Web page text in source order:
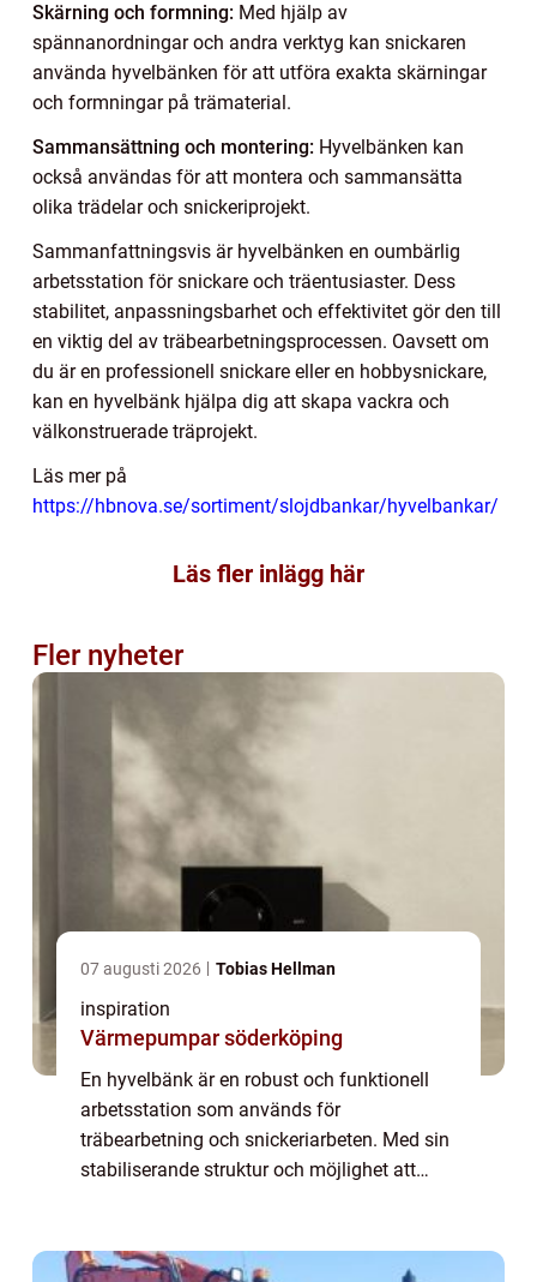
Skärning och formning: Med hjälp av
spännanordningar och andra verktyg kan snickaren
använda hyvelbänken för att utföra exakta skärningar
och formningar på trämaterial.
Sammansättning och montering: Hyvelbänken kan
också användas för att montera och sammansätta
olika trädelar och snickeriprojekt.
Sammanfattningsvis är hyvelbänken en oumbärlig
arbetsstation för snickare och träentusiaster. Dess
stabilitet, anpassningsbarhet och effektivitet gör den till
en viktig del av träbearbetningsprocessen. Oavsett om
du är en professionell snickare eller en hobbysnickare,
kan en hyvelbänk hjälpa dig att skapa vackra och
välkonstruerade träprojekt.
Läs mer på
https://hbnova.se/sortiment/slojdbankar/hyvelbankar/
Läs fler inlägg här
Fler nyheter
07 augusti 2026 Tobias Hellman
inspiration
Värmepumpar söderköping
En hyvelbänk är en robust och funktionell
arbetsstation som används för
träbearbetning och snickeriarbeten. Med sin
stabiliserande struktur och möjlighet att